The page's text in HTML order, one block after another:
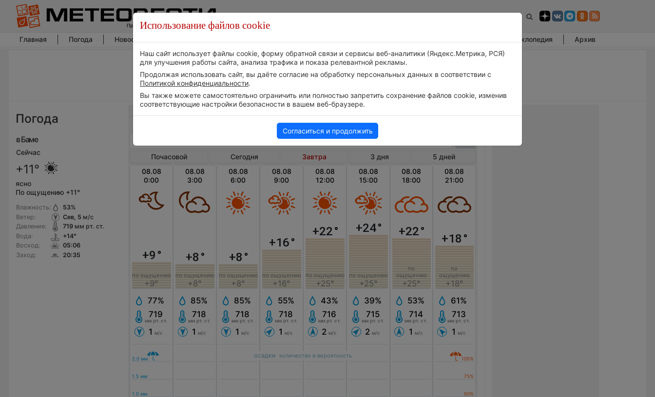
Главная Погода Новости погоды Энциклопедия Архив
Погода
в Баме
Сейчас
+11°
ясно
По ощущению +11°
Влажность:
Ветер:
Давление:
Вода:
Восход:
Заход:
53%
Сев, 5 м/с
719мм рт. ст.
+14°
05:06
20:35
Погода в Баме на завтра
Почасовой Сегодня Завтра 3 дня
5 дней
08.08
0:00
+9 °
по ощущению
+9°
77%
719
мм рт. ст.
1 м/с
08.08
3:00
+8 °
по ощущению
+8°
85%
718
мм рт. ст.
1 м/с
08.08
6:00
+8 °
по ощущению
+8°
85%
718
мм рт. ст.
1 м/с
08.08
9:00
+16°
по ощущению
+16°
55%
718
мм рт. ст.
1 м/с
08.08
12:00
+22°
по ощущению
+25°
43%
716
мм рт. ст.
2 м/с
08.08
15:00
+24°
по ощущению
+25°
39%
715
мм рт. ст.
2 м/с
08.08
18:00
+22°
по
ощущению
+25°
53%
714
мм рт. ст.
1 м/с
08.08
21:00
+18 °
по
ощущению
+18°
61%
713
мм рт. ст.
1 м/с
осадки количество и вероятность
Использование файлов cookie
Наш сайт использует файлы cookie, форму обратной связи и сервисы веб-аналитики (Яндекс.Метрика, РСЯ)
для улучшения работы сайта, анализа трафика и показа релевантной рекламы.
Продолжая использовать сайт, вы даёте согласие на обработку персональных данных в соответствии с
Политикой конфиденциальности.
Вы также можете самостоятельно ограничить или полностью запретить сохранение файлов cookie, изменив
соответствующие настройки безопасности в вашем веб-браузере.
Согласиться и продолжить